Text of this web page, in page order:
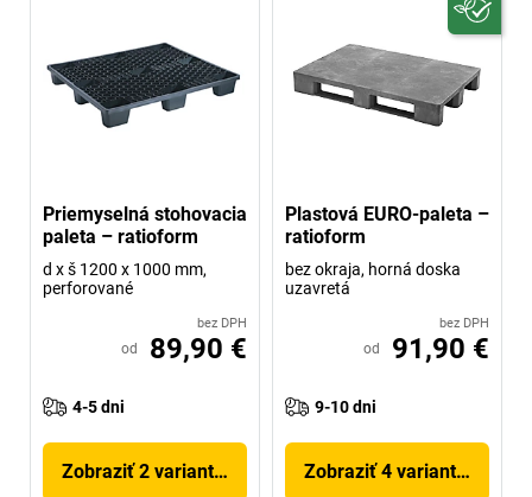
Priemyselná stohovacia
paleta – ratioform
d x š 1200 x 1000 mm,
perforované
bez DPH
od 89,90 €
4-5 dni
Zobraziť 2 variantov
Plastová EURO-paleta –
ratioform
bez okraja, horná doska
uzavretá
bez DPH
od 91,90 €
9-10 dni
Zobraziť 4 variantov